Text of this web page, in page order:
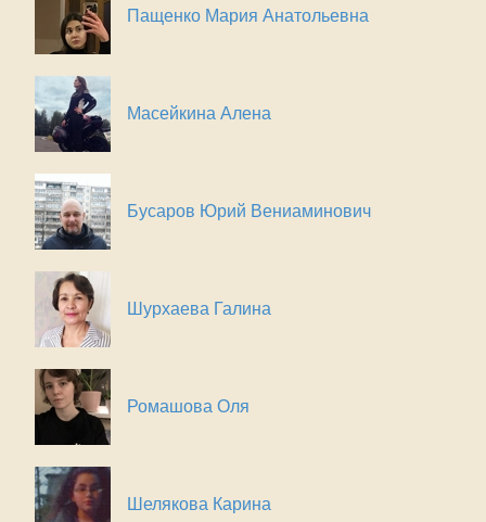
Пащенко Мария Анатольевна
Масейкина Алена
Бусаров Юрий Вениаминович
Шурхаева Галина
Ромашова Оля
Шелякова Карина